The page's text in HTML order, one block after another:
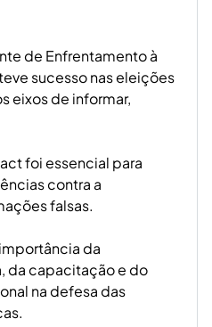
de Enfrentamento à
sucesso nas eleições
eixos de informar,
foi essencial para
contra a
falsas.
da
da capacitação e do
na defesa das